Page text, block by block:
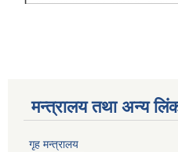
मन्त्रालय तथा अन्य
गृह मन्त्रालय